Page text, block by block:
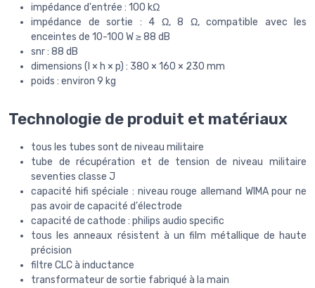
impédance d'entrée : 100 kΩ
impédance de sortie : 4 Ω, 8 Ω, compatible avec les
enceintes de 10-100 W ≥ 88 dB
snr : 88 dB
dimensions (l × h × p) : 380 × 160 × 230 mm
poids : environ 9 kg
Technologie de produit et matériaux
tous les tubes sont de niveau militaire
tube de récupération et de tension de niveau militaire
seventies classe J
capacité hifi spéciale : niveau rouge allemand WIMA pour ne
pas avoir de capacité d'électrode
capacité de cathode : philips audio specific
tous les anneaux résistent à un film métallique de haute
précision
filtre CLC à inductance
transformateur de sortie fabriqué à la main